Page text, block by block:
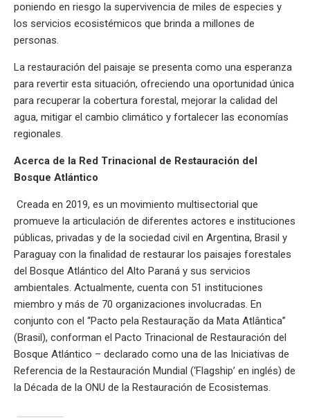
poniendo en riesgo la supervivencia de miles de especies y
los servicios ecosistémicos que brinda a millones de
personas.
La restauración del paisaje se presenta como una esperanza
para revertir esta situación, ofreciendo una oportunidad única
para recuperar la cobertura forestal, mejorar la calidad del
agua, mitigar el cambio climático y fortalecer las economías
regionales.
Acerca de la Red Trinacional de Restauración del
Bosque Atlántico
Creada en 2019, es un movimiento multisectorial que
promueve la articulación de diferentes actores e instituciones
públicas, privadas y de la sociedad civil en Argentina, Brasil y
Paraguay con la finalidad de restaurar los paisajes forestales
del Bosque Atlántico del Alto Paraná y sus servicios
ambientales. Actualmente, cuenta con 51 instituciones
miembro y más de 70 organizaciones involucradas. En
conjunto con el “Pacto pela Restauração da Mata Atlântica”
(Brasil), conforman el Pacto Trinacional de Restauración del
Bosque Atlántico – declarado como una de las Iniciativas de
Referencia de la Restauración Mundial (‘Flagship’ en inglés) de
la Década de la ONU de la Restauración de Ecosistemas.